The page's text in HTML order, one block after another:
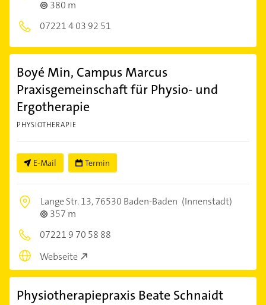
380 m
07221 4 03 92 51
Boyé Min, Campus Marcus
Praxisgemeinschaft für Physio- und
Ergotherapie
PHYSIOTHERAPIE
E-Mail Termin
Lange Str. 13,76530 Baden-Baden (Innenstadt)
357 m
07221 9 70 58 88
Webseite
Physiotherapiepraxis Beate Schnaidt